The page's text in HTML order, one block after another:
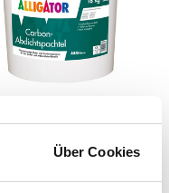
Über Cookies